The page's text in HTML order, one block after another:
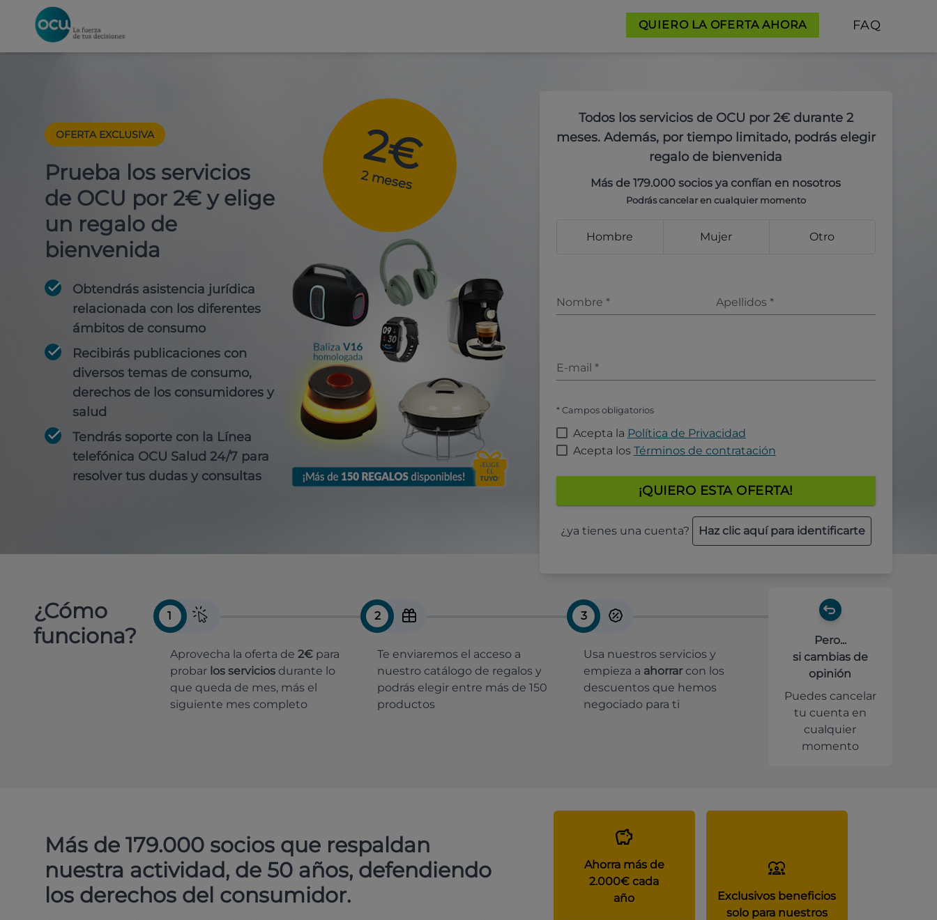
QUIERO LA OFERTA AHORA FAQ
OFERTA EXCLUSIVA
Prueba los servicios
de OCU por 2€ y elige
un regalo de
bienvenida
Obtendrás asistencia jurídica
relacionada con los diferentes
ámbitos de consumo
Recibirás publicaciones con
diversos temas de consumo,
derechos de los consumidores y
salud
Tendrás soporte con la Línea
telefónica OCU Salud 24/7 para
resolver tus dudas y consultas
2€
2 meses
Todos los servicios de OCU por 2€ durante 2
meses. Además, por tiempo limitado, podrás elegir
regalo de bienvenida
Más de 179.000 socios ya confían en nosotros
Podrás cancelar en cualquier momento
Hombre Mujer Otro
Nombre * Apellidos *
E-mail *
* Campos obligatorios
Acepta la Política de Privacidad
Acepta los Términos de contratación
¡QUIERO ESTA OFERTA!
¿ya tienes una cuenta? Haz clic aquí para identificarte
¿Cómo
funciona?
1
Aprovecha la oferta de 2€ para
probar los servicios durante lo
que queda de mes, más el
siguiente mes completo
2
Te enviaremos el acceso a
nuestro catálogo de regalos y
podrás elegir entre más de 150
productos
3
Usa nuestros servicios y
empieza a ahorrar con los
descuentos que hemos
negociado para ti
Pero...
si cambias de
opinión
Puedes cancelar
tu cuenta en
cualquier
momento
Más de 179.000 socios que respaldan
nuestra actividad, de 50 años, defendiendo
los derechos del consumidor.
Ahorra más de
2.000€ cada
año
Exclusivos beneficios
solo para nuestros